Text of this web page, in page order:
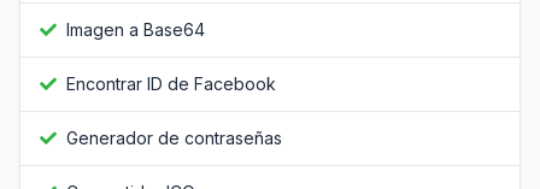
Imagen a Base64
Encontrar ID de Facebook
Generador de contraseñas